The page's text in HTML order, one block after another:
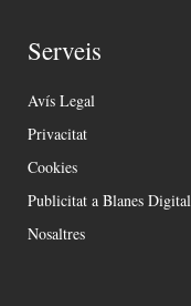
Serveis
Avís Legal
Privacitat
Cookies
Publicitat a Blanes Digital
Nosaltres